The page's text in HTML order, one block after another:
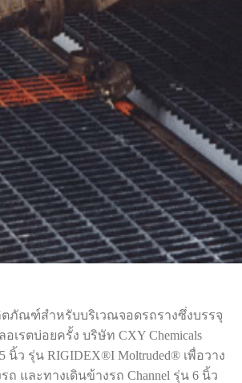
ตภัณฑ์สำหรับบริเวณจอดรถรางซึ่งบรรจุ
รตบ่อยครั้ง บริษัท CXY Chemicals
ว รุ่น RIGIDEX®I Moltruded® เพื่อวาง
และทางเดินข้างรถ Channel รุ่น 6 นิ้ว